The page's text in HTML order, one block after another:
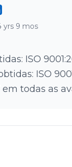
yrs 9 mos
ISO
ISO
todas as